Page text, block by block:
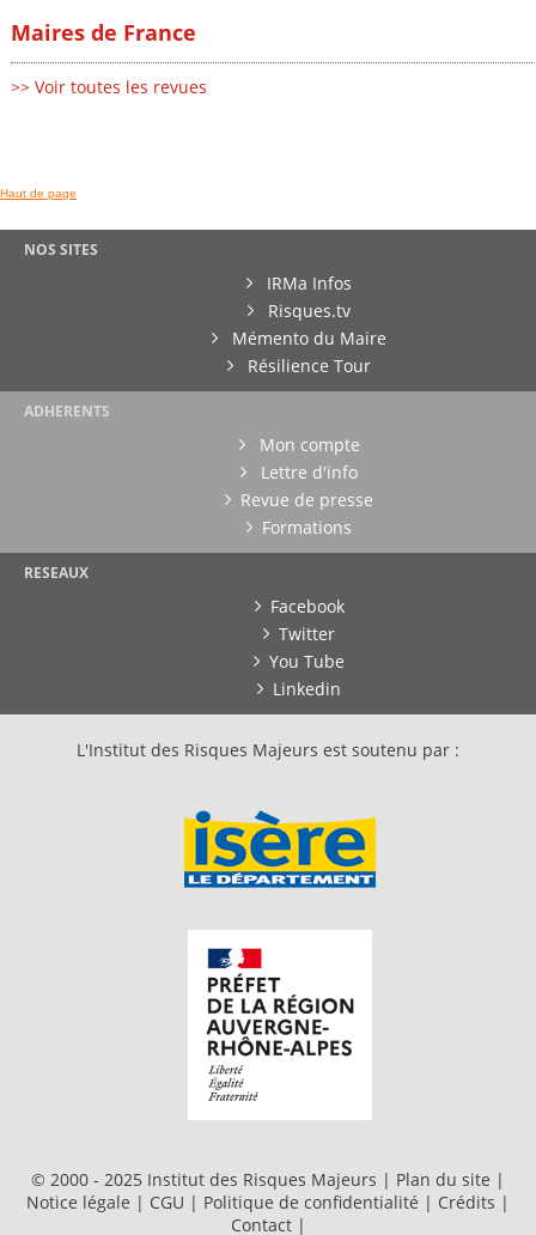
Maires de France
>> Voir toutes les revues
Haut de page
NOS SITES
IRMa Infos
Risques.tv
Mémento du Maire
Résilience Tour
ADHERENTS
Mon compte
Lettre d'info
Revue de presse
Formations
RESEAUX
Facebook
Twitter
You Tube
Linkedin
L'Institut des Risques Majeurs est soutenu par :
© 2000 - 2025 Institut des Risques Majeurs | Plan du site |
Notice légale | CGU | Politique de confidentialité | Crédits |
Contact |